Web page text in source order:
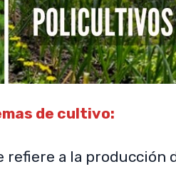
de cultivo:
refiere a la producción